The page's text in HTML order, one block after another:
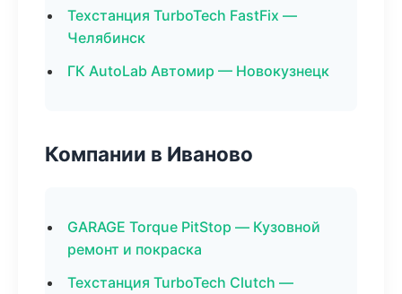
Техстанция TurboTech FastFix —
Челябинск
ГК AutoLab Автомир — Новокузнецк
Компании в Иваново
GARAGE Torque PitStop — Кузовной
ремонт и покраска
Техстанция TurboTech Clutch —